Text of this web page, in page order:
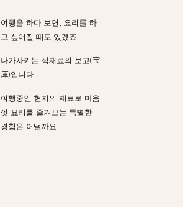
여행을 하다 보면, 요리를 하
고 싶어질 때도 있겠죠
나가사키는 식재료의 보고(宝
庫)입니다
여행중인 현지의 재료로 마음
껏 요리를 즐겨보는 특별한
경험은 어떨까요